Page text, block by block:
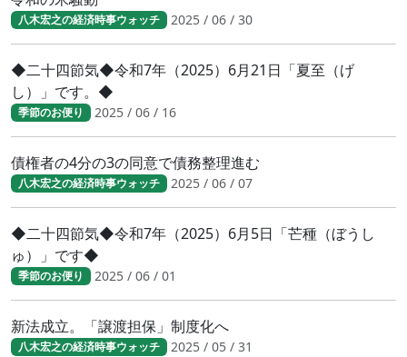
八木宏之の経済時事ウォッチ 2025 / 06 / 30
◆二十四節気◆令和7年（2025）6月21日「夏至（げ
し）」です。◆
季節のお便り 2025 / 06 / 16
債権者の4分の3の同意で債務整理進む
八木宏之の経済時事ウォッチ 2025 / 06 / 07
◆二十四節気◆令和7年（2025）6月5日「芒種（ぼうし
ゅ）」です◆
季節のお便り 2025 / 06 / 01
新法成立。「譲渡担保」制度化へ
八木宏之の経済時事ウォッチ 2025 / 05 / 31